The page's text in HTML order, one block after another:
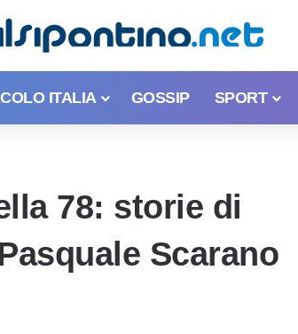
ITALIA GOSSIP SPORT
78: storie di
Scarano